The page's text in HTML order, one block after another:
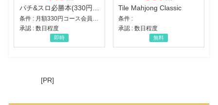
承認 : 数日程度
即時
Tile Mahjong Classic
条件 :
承認 : 数日程度
無料
[PR]